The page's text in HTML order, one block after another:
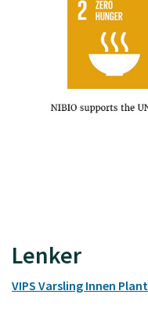
Lenker
VIPS Varsling Innen